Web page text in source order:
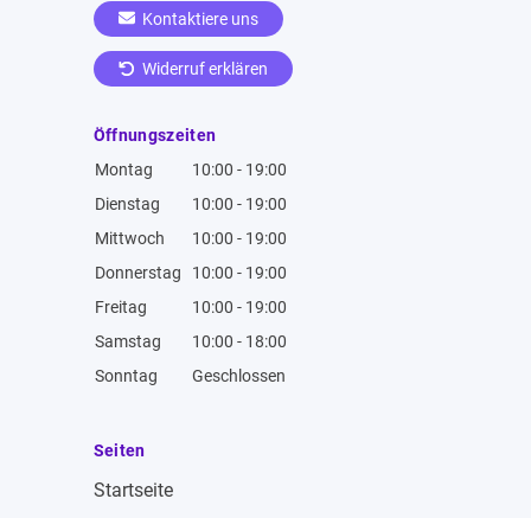
Kontaktiere uns
Widerruf erklären
Öffnungszeiten
Montag
10:00 - 19:00
Dienstag
10:00 - 19:00
Mittwoch
10:00 - 19:00
Donnerstag
10:00 - 19:00
Freitag
10:00 - 19:00
Samstag
10:00 - 18:00
Sonntag
Geschlossen
Seiten
Startseite